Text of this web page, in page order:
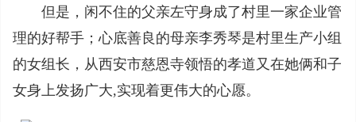
但是，闲不住的父亲左守身成了村里一家企业管
理的好帮手；心底善良的母亲李秀琴是村里生产小组
的女组长，从西安市慈恩寺领悟的孝道又在她俩和子
女身上发扬广大,实现着更伟大的心愿。